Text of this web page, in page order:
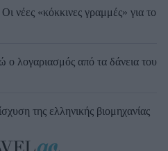
νέες «κόκκινες γραμμές» για το
ο λογαριασμός από τα δάνεια του
της ελληνικής βιομηχανίας